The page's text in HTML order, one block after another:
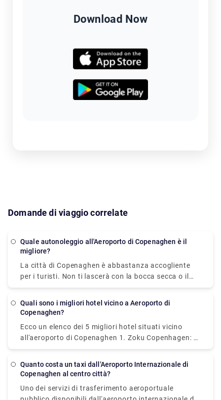
Download Now
Domande di viaggio correlate
Quale autonoleggio all'Aeroporto di Copenaghen è il
migliore?
La città di Copenaghen è abbastanza accogliente
per i turisti. Non ti lascerà con la bocca secca o il
portafoglio gonfio. I turisti possono spostarsi per la
Le opzioni di trasporto vanno dall'opulento al
modo per risparmiare tempo e denaro mentre ti
muovi in città. Le agenzie di autonoleggio sono
farlo. Qual è il suo aspetto più bello? Non è
nemmeno richiesta una patente di guida
internazionale. L'unica eccezione è che dovrai
portare con te la tua patente di guida originale.
Quali sono i migliori hotel vicino a Aeroporto di
Copenaghen?
Ecco un elenco dei 5 migliori hotel situati vicino
all'aeroporto di Copenaghen 1. Zoku Copenhagen: si
trova a una distanza di circa 6 km dall'aeroporto. 2.
situato a una distanza di circa 5 km dall'aeroporto.
km dall'aeroporto. 4. Comfort Hotel Copenhagen
Quanto costa un taxi dall'Aeroporto Internazionale di
Copenaghen al centro città?
Uno dei servizi di trasferimento aeroportuale